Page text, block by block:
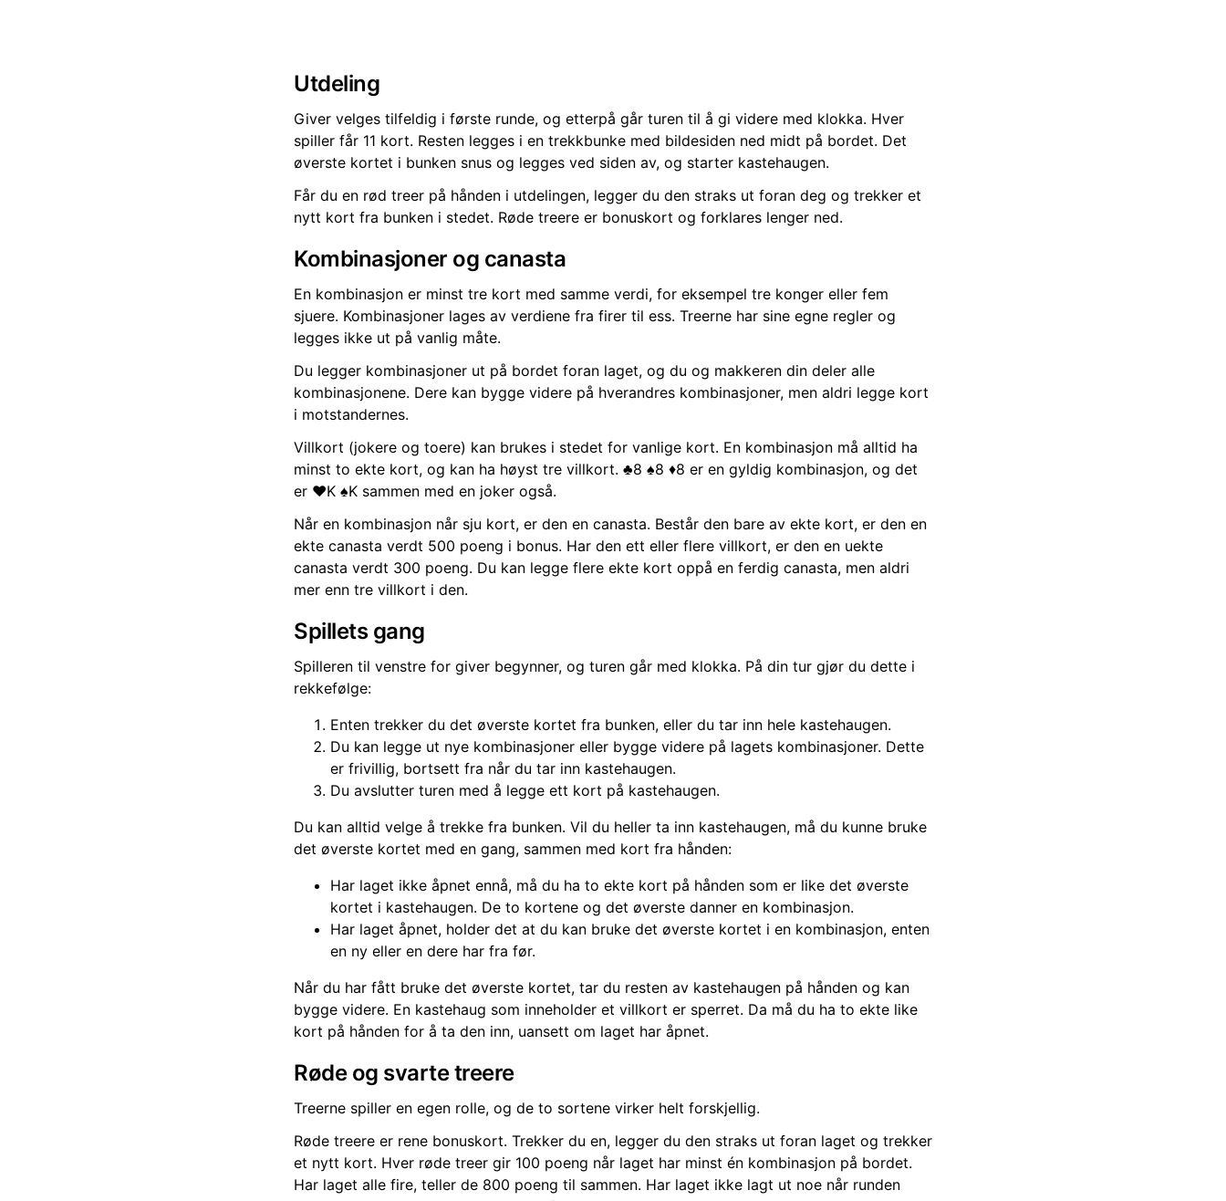
Utdeling
Giver velges tilfeldig i første runde, og etterpå går turen til å gi videre med klokka. Hver
spiller får 11 kort. Resten legges i en trekkbunke med bildesiden ned midt på bordet. Det
øverste kortet i bunken snus og legges ved siden av, og starter kastehaugen.
Får du en rød treer på hånden i utdelingen, legger du den straks ut foran deg og trekker et
nytt kort fra bunken i stedet. Røde treere er bonuskort og forklares lenger ned.
Kombinasjoner og canasta
En kombinasjon er minst tre kort med samme verdi, for eksempel tre konger eller fem
sjuere. Kombinasjoner lages av verdiene fra firer til ess. Treerne har sine egne regler og
legges ikke ut på vanlig måte.
Du legger kombinasjoner ut på bordet foran laget, og du og makkeren din deler alle
kombinasjonene. Dere kan bygge videre på hverandres kombinasjoner, men aldri legge kort
i motstandernes.
Villkort (jokere og toere) kan brukes i stedet for vanlige kort. En kombinasjon må alltid ha
minst to ekte kort, og kan ha høyst tre villkort. ♣️8 ♠️8 ♦️8 er en gyldig kombinasjon, og det
er ♥️K ♠️K sammen med en joker også.
Når en kombinasjon når sju kort, er den en canasta. Består den bare av ekte kort, er den en
ekte canasta verdt 500 poeng i bonus. Har den ett eller flere villkort, er den en uekte
canasta verdt 300 poeng. Du kan legge flere ekte kort oppå en ferdig canasta, men aldri
mer enn tre villkort i den.
Spillets gang
Spilleren til venstre for giver begynner, og turen går med klokka. På din tur gjør du dette i
rekkefølge:
Enten trekker du det øverste kortet fra bunken, eller du tar inn hele kastehaugen.
Du kan legge ut nye kombinasjoner eller bygge videre på lagets kombinasjoner. Dette
er frivillig, bortsett fra når du tar inn kastehaugen.
Du avslutter turen med å legge ett kort på kastehaugen.
Du kan alltid velge å trekke fra bunken. Vil du heller ta inn kastehaugen, må du kunne bruke
det øverste kortet med en gang, sammen med kort fra hånden:
Har laget ikke åpnet ennå, må du ha to ekte kort på hånden som er like det øverste
kortet i kastehaugen. De to kortene og det øverste danner en kombinasjon.
Har laget åpnet, holder det at du kan bruke det øverste kortet i en kombinasjon, enten
en ny eller en dere har fra før.
Når du har fått bruke det øverste kortet, tar du resten av kastehaugen på hånden og kan
bygge videre. En kastehaug som inneholder et villkort er sperret. Da må du ha to ekte like
kort på hånden for å ta den inn, uansett om laget har åpnet.
Røde og svarte treere
Treerne spiller en egen rolle, og de to sortene virker helt forskjellig.
Røde treere er rene bonuskort. Trekker du en, legger du den straks ut foran laget og trekker
et nytt kort. Hver røde treer gir 100 poeng når laget har minst én kombinasjon på bordet.
Har laget alle fire, teller de 800 poeng til sammen. Har laget ikke lagt ut noe når runden